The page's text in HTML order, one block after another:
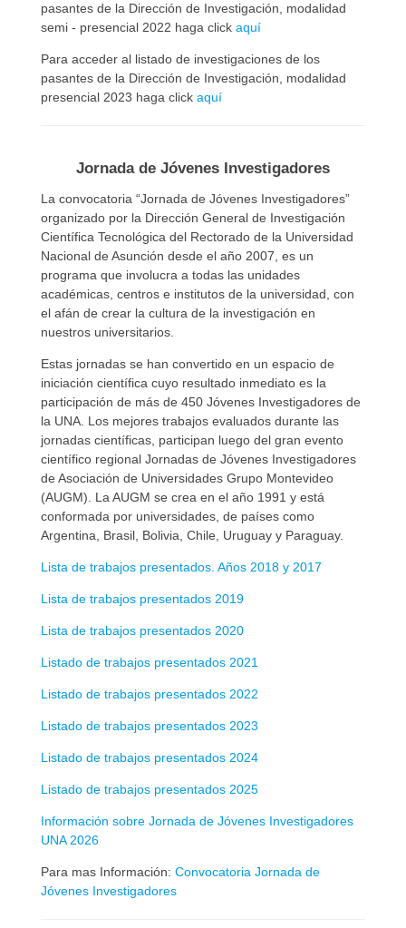
pasantes de la Dirección de Investigación, modalidad
semi - presencial 2022 haga click aquí
Para acceder al listado de investigaciones de los
pasantes de la Dirección de Investigación, modalidad
presencial 2023 haga click aquí
Jornada de Jóvenes Investigadores
La convocatoria “Jornada de Jóvenes Investigadores”
organizado por la Dirección General de Investigación
Científica Tecnológica del Rectorado de la Universidad
Nacional de Asunción desde el año 2007, es un
programa que involucra a todas las unidades
académicas, centros e institutos de la universidad, con
el afán de crear la cultura de la investigación en
nuestros universitarios.
Estas jornadas se han convertido en un espacio de
iniciación científica cuyo resultado inmediato es la
participación de más de 450 Jóvenes Investigadores de
la UNA. Los mejores trabajos evaluados durante las
jornadas científicas, participan luego del gran evento
científico regional Jornadas de Jóvenes Investigadores
de Asociación de Universidades Grupo Montevideo
(AUGM). La AUGM se crea en el año 1991 y está
conformada por universidades, de países como
Argentina, Brasil, Bolivia, Chile, Uruguay y Paraguay.
Lista de trabajos presentados. Años 2018 y 2017
Lista de trabajos presentados 2019
Lista de trabajos presentados 2020
Listado de trabajos presentados 2021
Listado de trabajos presentados 2022
Listado de trabajos presentados 2023
Listado de trabajos presentados 2024
Listado de trabajos presentados 2025
Información sobre Jornada de Jóvenes Investigadores
UNA 2026
Para mas Información: Convocatoria Jornada de
Jóvenes Investigadores